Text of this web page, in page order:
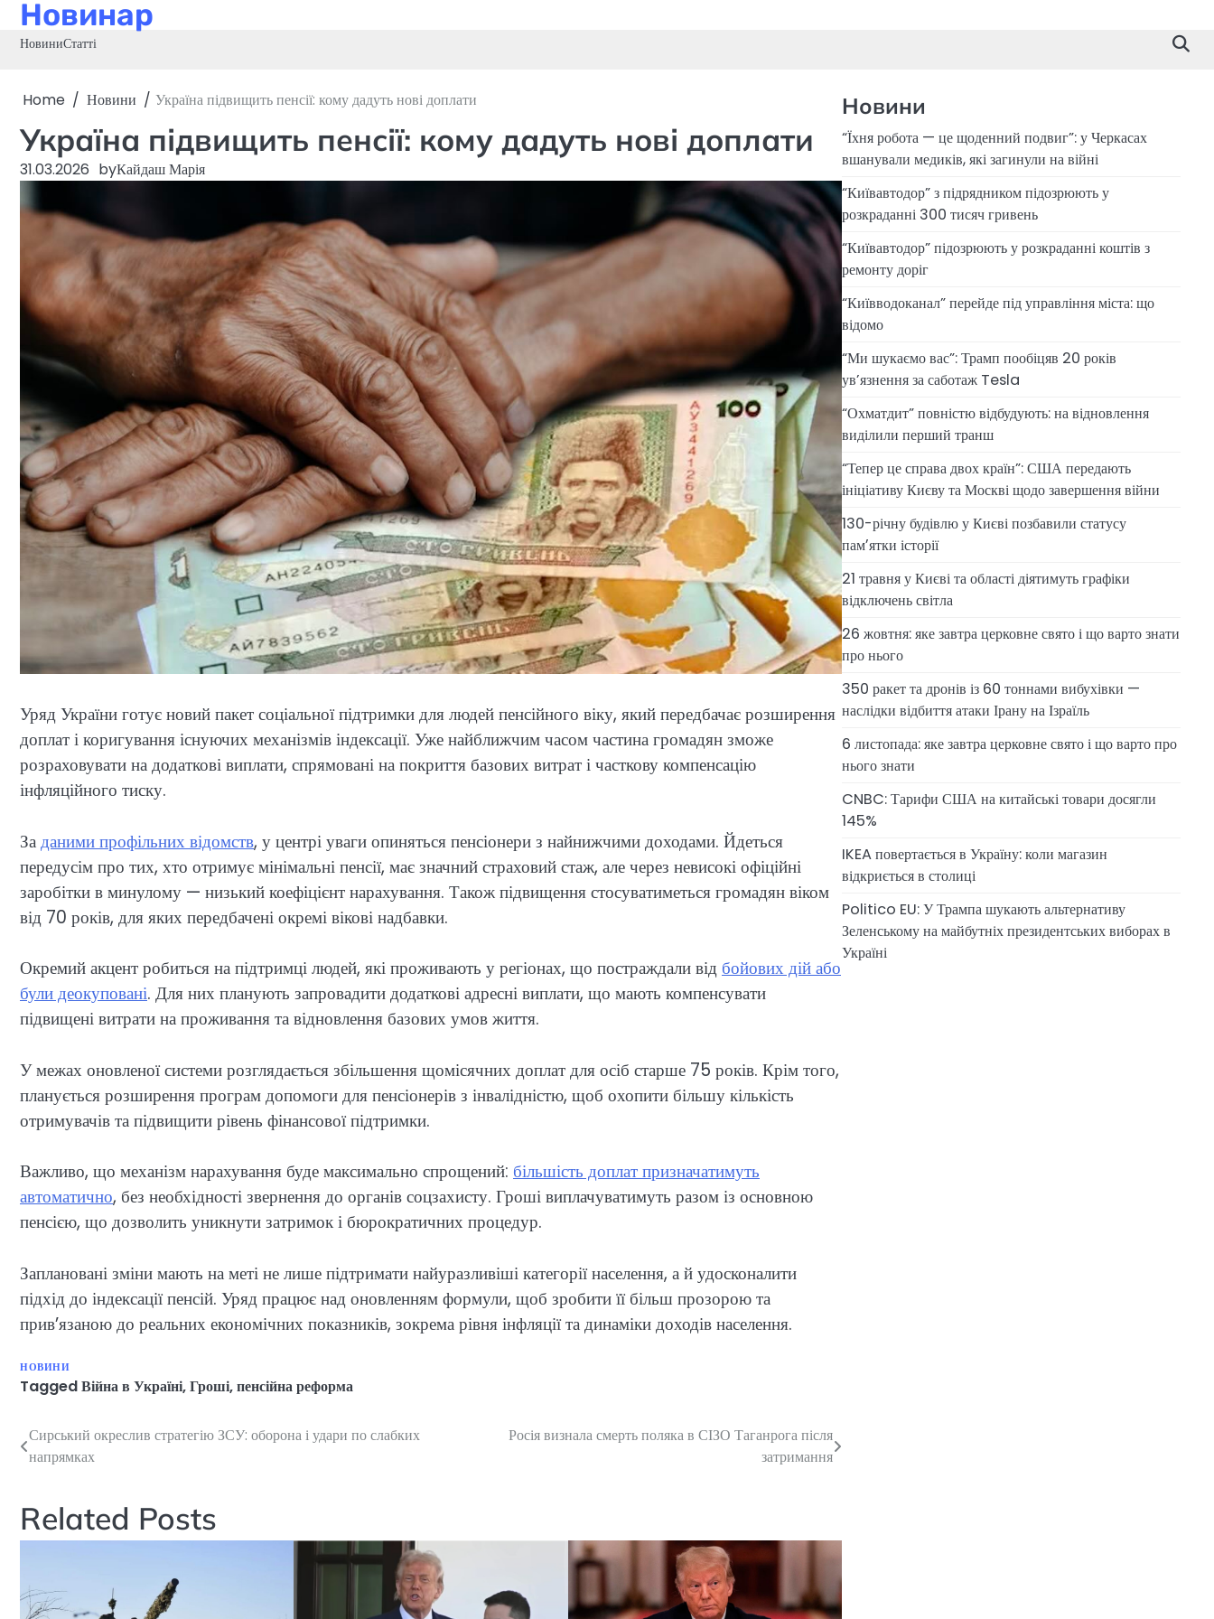
Skip
content
Новинар
НовиниСтатті
Home Новини Україна підвищить пенсії: кому дадуть нові доплати
Україна підвищить пенсії: кому дадуть нові доплати
31.03.2026 byКайдаш Марія
Уряд України готує новий пакет соціальної підтримки для людей пенсійного віку, який передбачає розширення
доплат і коригування існуючих механізмів індексації. Уже найближчим часом частина громадян зможе
розраховувати на додаткові виплати, спрямовані на покриття базових витрат і часткову компенсацію
інфляційного тиску.
Заданими профільних відомств, у центрі уваги опиняться пенсіонери з найнижчими доходами. Йдеться
передусім про тих, хто отримує мінімальні пенсії, має значний страховий стаж, але через невисокі офіційні
заробітки в минулому — низький коефіцієнт нарахування. Також підвищення стосуватиметься громадян віком
від 70 років, для яких передбачені окремі вікові надбавки.
Окремий акцент робиться на підтримці людей, які проживають у регіонах, що постраждали від бойових дій або
були деокуповані. Для них планують запровадити додаткові адресні виплати, що мають компенсувати
підвищені витрати на проживання та відновлення базових умов життя.
У межах оновленої системи розглядається збільшення щомісячних доплат для осіб старше 75 років. Крім того,
планується розширення програм допомоги для пенсіонерів з інвалідністю, щоб охопити більшу кількість
отримувачів та підвищити рівень фінансової підтримки.
Важливо, що механізм нарахування буде максимально спрощений: більшість доплат призначатимуть
автоматично, без необхідності звернення до органів соцзахисту. Гроші виплачуватимуть разом із основною
пенсією, що дозволить уникнути затримок і бюрократичних процедур.
Заплановані зміни мають на меті не лише підтримати найуразливіші категорії населення, а й удосконалити
підхід до індексації пенсій. Уряд працює над оновленням формули, щоб зробити її більш прозорою та
прив’язаною до реальних економічних показників, зокрема рівня інфляції та динаміки доходів населення.
НОВИНИ
TaggedВійна в Україні,Гроші,пенсійна реформа
Навігація
записів
Сирський окреслив стратегію ЗСУ: оборона і удари по слабких
напрямках
Росія визнала смерть поляка в СІЗО Таганрога після
затримання
Related Posts
Новини
“Їхня робота — це щоденний подвиг”: у Черкасах
вшанували медиків, які загинули на війні
“Київавтодор” з підрядником підозрюють у
розкраданні 300 тисяч гривень
“Київавтодор” підозрюють у розкраданні коштів з
ремонту доріг
“Київводоканал” перейде під управління міста: що
відомо
“Ми шукаємо вас”: Трамп пообіцяв 20 років
ув’язнення за саботаж Tesla
“Охматдит” повністю відбудують: на відновлення
виділили перший транш
“Тепер це справа двох країн”: США передають
ініціативу Києву та Москві щодо завершення війни
130-річну будівлю у Києві позбавили статусу
памʼятки історії
21 травня у Києві та області діятимуть графіки
відключень світла
26 жовтня: яке завтра церковне свято і що варто знати
про нього
350 ракет та дронів із 60 тоннами вибухівки —
наслідки відбиття атаки Ірану на Ізраїль
6 листопада: яке завтра церковне свято і що варто про
нього знати
CNBC: Тарифи США на китайські товари досягли
145%
IKEA повертається в Україну: коли магазин
відкриється в столиці
Politico EU: У Трампа шукають альтернативу
Зеленському на майбутніх президентських виборах в
Україні